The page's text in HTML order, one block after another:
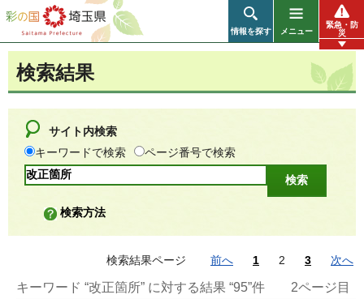
彩の国 埼玉県
情報を探す メニュー
緊急・防
災
検索結果
サイト内検索
キーワードで検索
ページ番号で検索
検索方法
検索結果ページ 前へ 1 2 3 次へ
キーワード “改正箇所” に対する結果 “95”件 2ページ目